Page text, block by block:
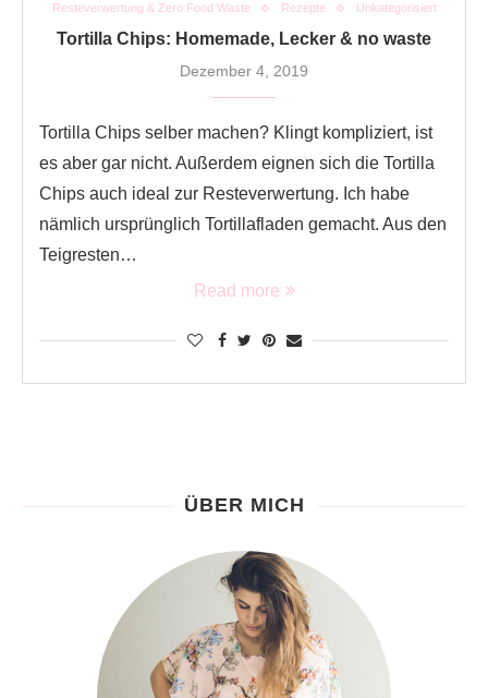
Resteverwertung & Zero Food Waste
Rezepte Unkategorisiert
Tortilla Chips: Homemade, Lecker & no waste
Dezember 4, 2019
Tortilla Chips selber machen? Klingt kompliziert, ist
es aber gar nicht. Außerdem eignen sich die Tortilla
Chips auch ideal zur Resteverwertung. Ich habe
nämlich ursprünglich Tortillafladen gemacht. Aus den
Teigresten…
Read more
ÜBER MICH